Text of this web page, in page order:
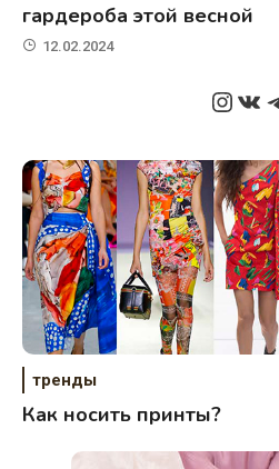
гардероба этой весной
12.02.2024
тренды
Как носить принты?